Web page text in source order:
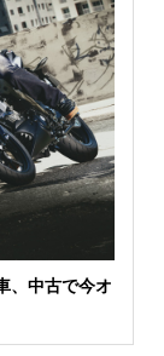
、中古で今オ